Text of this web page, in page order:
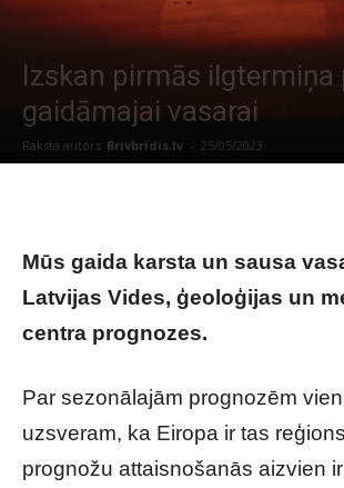
Izskan pirmās ilgtermiņa
gaidāmajai vasarai
Raksta autors Brivbridis.lv - 25/05/2023
Mūs gaida karsta un sausa
Latvijas Vides, ģeoloģijas un
centra prognozes.
Par sezonālajām prognozēm
uzsveram, ka Eiropa ir tas
prognožu attaisnošanās aizvien